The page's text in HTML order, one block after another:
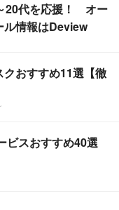
20代を応援！ オー
ル情報はDeview
おすすめ11選【徹
ビスおすすめ40選